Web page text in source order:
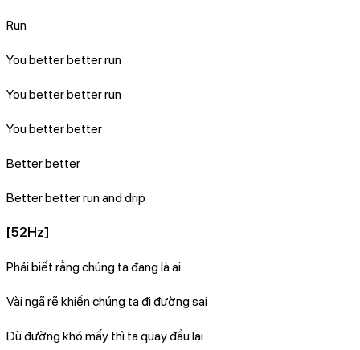
Run
You better better run
You better better run
You better better
Better better
Better better run and drip
[52Hz]
Phải biết rằng chúng ta đang là ai
Vài ngã rẽ khiến chúng ta đi đường sai
Dù đường khó mấy thì ta quay đầu lại